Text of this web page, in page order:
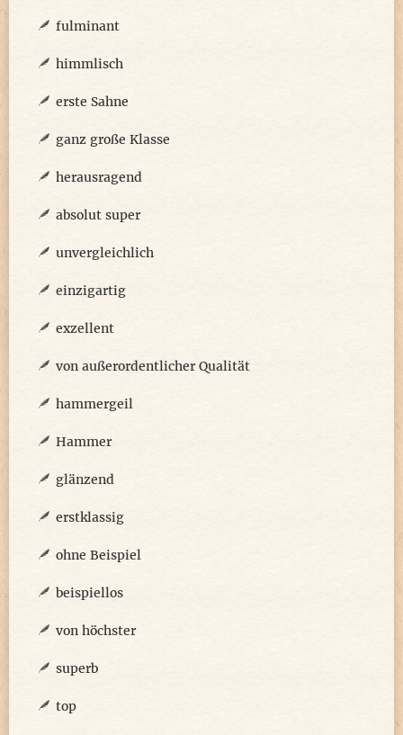
fulminant
himmlisch
erste Sahne
ganz große Klasse
herausragend
absolut super
unvergleichlich
einzigartig
exzellent
von außerordentlicher Qualität
hammergeil
Hammer
glänzend
erstklassig
ohne Beispiel
beispiellos
von höchster
superb
top